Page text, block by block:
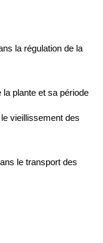
la régulation de la
plante et sa période
vieillissement des
le transport des